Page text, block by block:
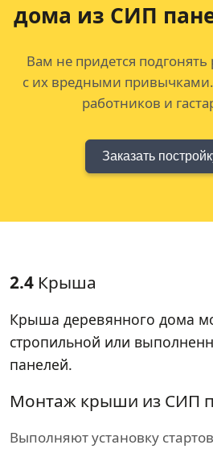
дома из СИП
Вам не придется подгонять
с их вредными
работников и
Заказать
2.4 Крыша
Крыша деревянного дома
стропильной или
панелей.
Монтаж крыши из СИП
Выполняют установку